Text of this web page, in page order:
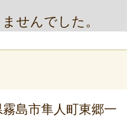
せんでした。
島市隼人町東郷一